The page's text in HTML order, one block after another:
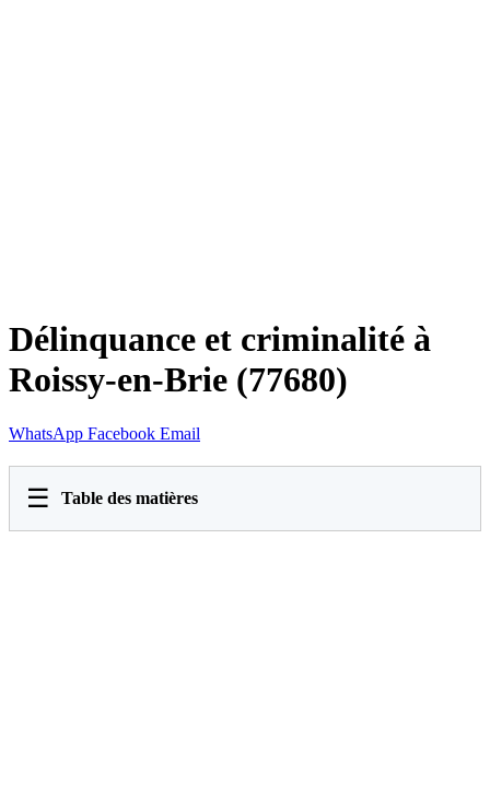
Délinquance et criminalité à
Roissy-en-Brie (77680)
WhatsApp Facebook Email
☰ Table des matières